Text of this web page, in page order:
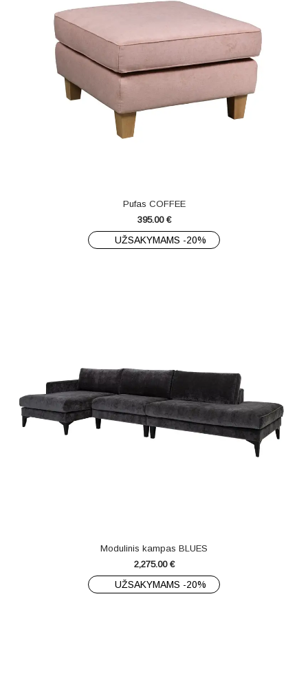
Pufas COFFEE
395.00 €
UŽSAKYMAMS -20%
Modulinis kampas BLUES
2,275.00 €
UŽSAKYMAMS -20%